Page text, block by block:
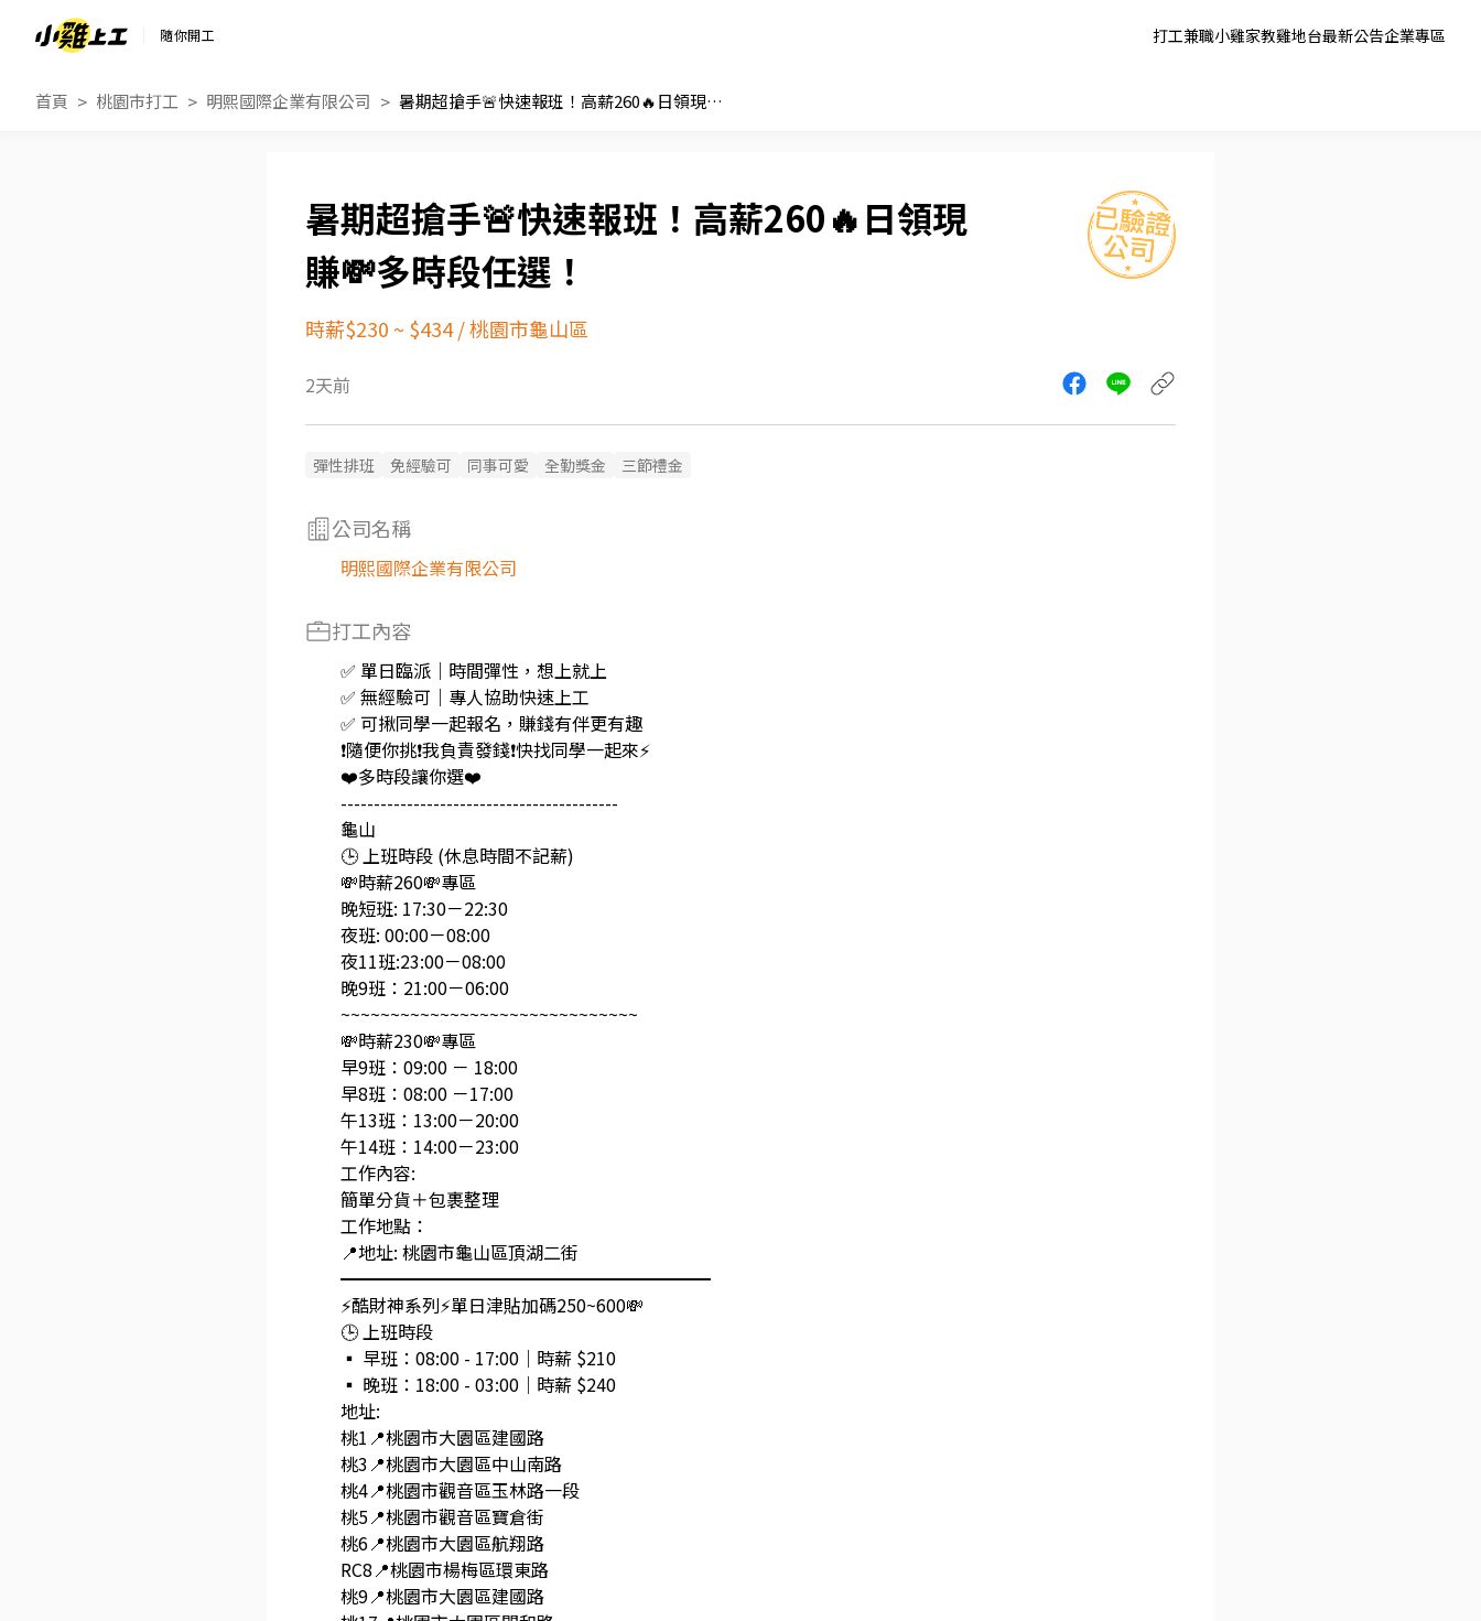
隨你開工 打工兼職小雞家教雞地台最新公告企業專區
首頁 桃園市打工 明熙國際企業有限公司 暑期超搶手🚨快速報班！高薪260🔥日領現賺💸多時段任選！
暑期超搶手🚨快速報班！高薪260🔥日領現
賺💸多時段任選！
時薪$230 ~ $434/桃園市龜山區
2天前
彈性排班 免經驗可 同事可愛 全勤獎金 三節禮金
公司名稱
明熙國際企業有限公司
打工內容
✅ 單日臨派｜時間彈性，想上就上
✅ 無經驗可｜專人協助快速上工
✅ 可揪同學一起報名，賺錢有伴更有趣
❗️隨便你挑❗️我負責發錢❗️快找同學一起來⚡
❤️多時段讓你選❤️
------------------------------------------
龜山
🕒 上班時段 (休息時間不記薪)
💸時薪260💸專區
晚短班: 17:30－22:30
夜班: 00:00－08:00
夜11班:23:00－08:00
晚9班：21:00－06:00
~~~~~~~~~~~~~~~~~~~~~~~~~~~~~~
💸時薪230💸專區
早9班：09:00 － 18:00
早8班：08:00 －17:00
午13班：13:00－20:00
午14班：14:00－23:00
工作內容:
簡單分貨＋包裹整理
工作地點：
📍地址: 桃園市龜山區頂湖二街
━━━━━━━━━━━━━━━━━━━━━
⚡酷財神系列⚡單日津貼加碼250~600💸
🕒 上班時段
▪ 早班：08:00 - 17:00｜時薪 $210
▪ 晚班：18:00 - 03:00｜時薪 $240
地址:
桃1📍桃園市大園區建國路
桃3📍桃園市大園區中山南路
桃4📍桃園市觀音區玉林路一段
桃5📍桃園市觀音區寶倉街
桃6📍桃園市大園區航翔路
RC8📍桃園市楊梅區環東路
桃9📍桃園市大園區建國路